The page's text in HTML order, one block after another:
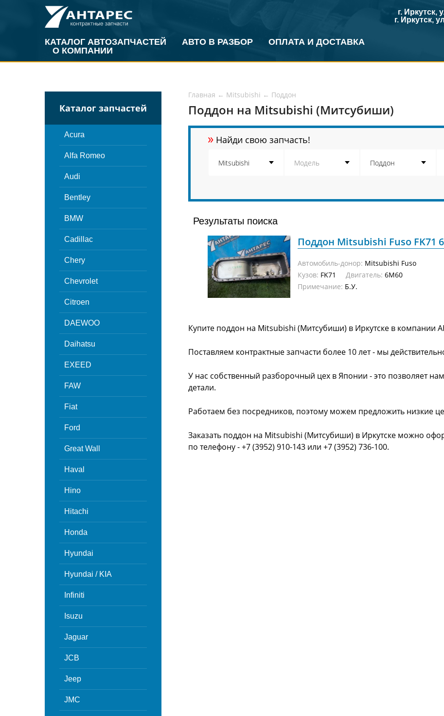
КАТАЛОГ АВТОЗАПЧАСТЕЙ АВТО В РАЗБОР
ОПЛАТА И ДОСТАВКА
О КОМПАНИИ
г. Иркутск,
г. Иркутск,
Каталог запчастей
Acura
Alfa Romeo
Audi
Bentley
BMW
Cadillac
Chery
Chevrolet
Citroen
DAEWOO
Daihatsu
EXEED
FAW
Fiat
Ford
Great Wall
Haval
Hino
Hitachi
Honda
Hyundai
Hyundai / KIA
Infiniti
Isuzu
Jaguar
JCB
Jeep
JMC
Главная ← Mitsubishi ← Поддон
Поддон на Mitsubishi (Митсубиши)
» Найди свою запчасть!
Результаты поиска
Поддон Mitsubishi Fuso FK71
Автомобиль-донор: Mitsubishi Fuso
Кузов: FK71 Двигатель: 6M60
Примечание: Б.У.
Купите поддон на Mitsubishi (Митсубиши) в Иркутске в компании
Поставляем контрактные запчасти более 10 лет - мы
У нас собственный разборочный цех в Японии - это позволяет
детали.
Работаем без посредников, поэтому можем предложить низкие
Заказать поддон на Mitsubishi (Митсубиши) в Иркутске можно
по телефону - +7 (3952) 910-143 или +7 (3952) 736-100.